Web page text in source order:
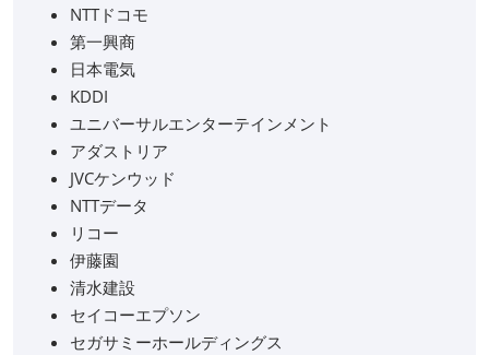
NTTドコモ
第一興商
日本電気
KDDI
ユニバーサルエンターテインメント
アダストリア
JVCケンウッド
NTTデータ
リコー
伊藤園
清水建設
セイコーエプソン
セガサミーホールディングス